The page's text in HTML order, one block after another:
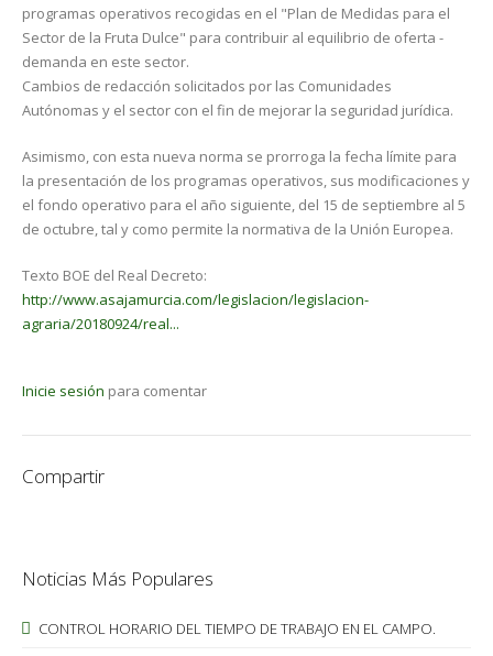
programas operativos recogidas en el "Plan de Medidas para el
Sector de la Fruta Dulce" para contribuir al equilibrio de oferta -
demanda en este sector.
Cambios de redacción solicitados por las Comunidades
Autónomas y el sector con el fin de mejorar la seguridad jurídica.
Asimismo, con esta nueva norma se prorroga la fecha límite para
la presentación de los programas operativos, sus modificaciones y
el fondo operativo para el año siguiente, del 15 de septiembre al 5
de octubre, tal y como permite la normativa de la Unión Europea.
Texto BOE del Real Decreto:
http://www.asajamurcia.com/legislacion/legislacion-
agraria/20180924/real...
Inicie sesión para comentar
Compartir
Noticias Más Populares
CONTROL HORARIO DEL TIEMPO DE TRABAJO EN EL CAMPO.